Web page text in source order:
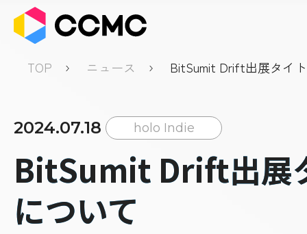
TOP ニュース BitSumit Drift出展タイ
2024.07.18 holo Indie
BitSumit Drift出展
について